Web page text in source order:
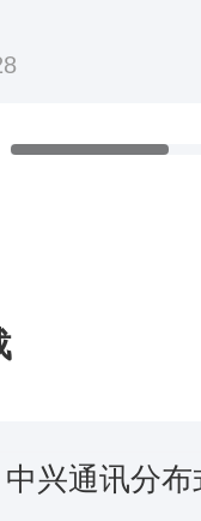
中兴通讯分